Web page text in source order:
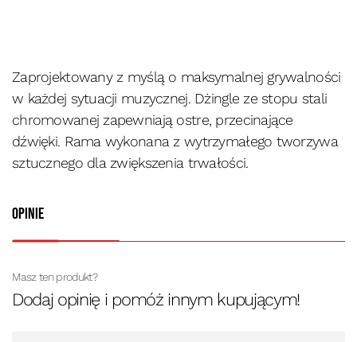
Opinie
Masz ten produkt?
Dodaj opinię i pomóż innym kupującym!
Zaprojektowany z myślą o maksymalnej grywalności
w każdej sytuacji muzycznej. Dżingle ze stopu stali
chromowanej zapewniają ostre, przecinające
dźwięki. Rama wykonana z wytrzymałego tworzywa
sztucznego dla zwiększenia trwałości.